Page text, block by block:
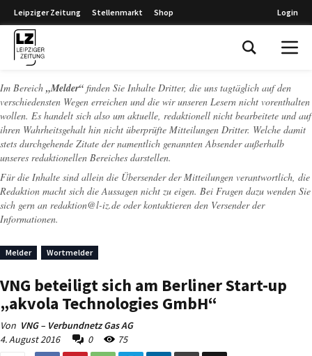
Leipziger Zeitung Stellenmarkt Shop Login
Im Bereich „Melder“ finden Sie Inhalte Dritter, die uns tagtäglich auf den
verschiedensten Wegen erreichen und die wir unseren Lesern nicht vorenthalten
wollen. Es handelt sich also um aktuelle, redaktionell nicht bearbeitete und auf
ihren Wahrheitsgehalt hin nicht überprüfte Mitteilungen Dritter. Welche damit
stets durchgehende Zitate der namentlich genannten Absender außerhalb
unseres redaktionellen Bereiches darstellen.
Für die Inhalte sind allein die Übersender der Mitteilungen verantwortlich, die
Redaktion macht sich die Aussagen nicht zu eigen. Bei Fragen dazu wenden Sie
sich gern an redaktion@l-iz.de oder kontaktieren den Versender der
Informationen.
Melder Wortmelder
VNG beteiligt sich am Berliner Start-up
„akvola Technologies GmbH“
Von VNG – Verbundnetz Gas AG
4. August 2016
0 75